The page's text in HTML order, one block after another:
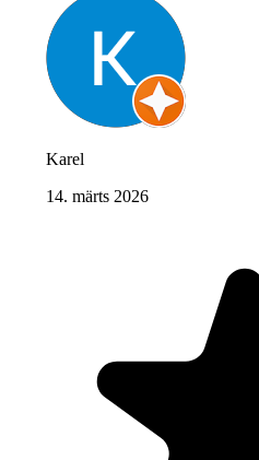
Karel
14. märts 2026